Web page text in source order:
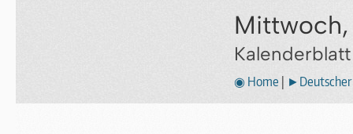
Mittwoch,
◉ Home ►Deutscher